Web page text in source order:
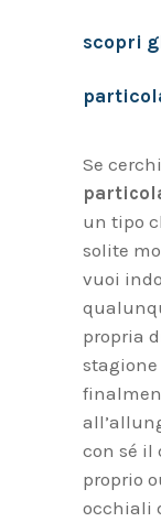
scopri
Se cerchi
un tipo
solite
vuoi
propria
con sé il
proprio
occhiali